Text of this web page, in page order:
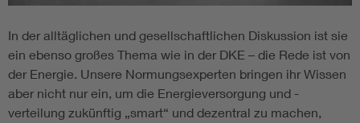
In der alltäglichen und gesellschaftlichen Diskussion ist sie
ein ebenso großes Thema wie in der DKE – die Rede ist von
der Energie. Unsere Normungsexperten bringen ihr Wissen
aber nicht nur ein, um die Energieversorgung und -
verteilung zukünftig „smart“ und dezentral zu machen,